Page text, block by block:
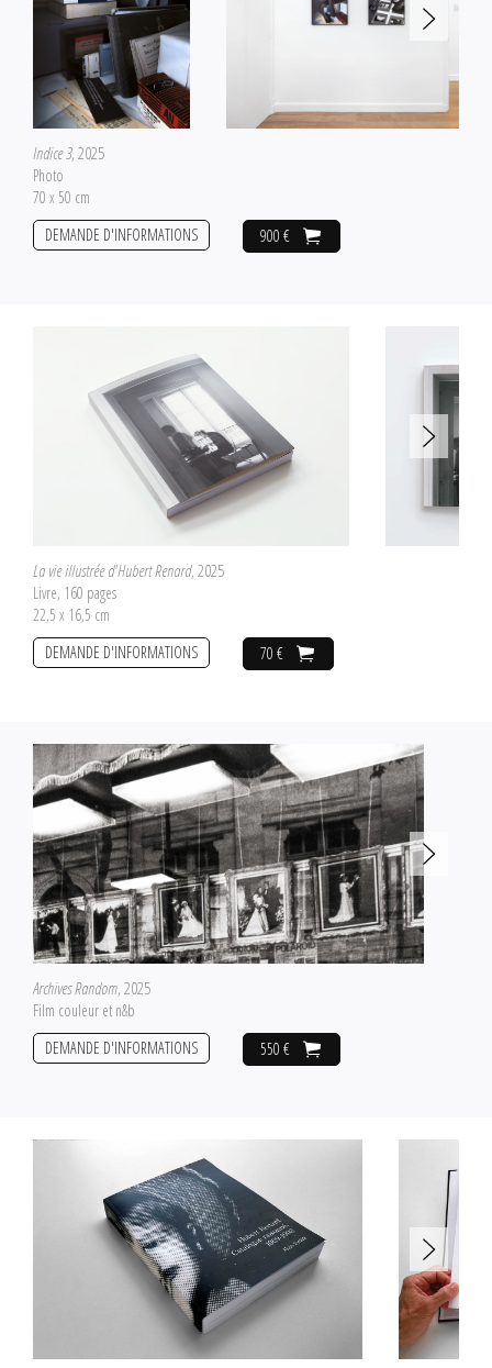
Indice 3, 2025
Photo
70 x 50 cm
900 €
DEMANDE D'INFORMATIONS
La vie illustrée d'Hubert Renard, 2025
Livre, 160 pages
22,5 x 16,5 cm
70 €
DEMANDE D'INFORMATIONS
Archives Random, 2025
Film couleur et n&b
550 €
DEMANDE D'INFORMATIONS